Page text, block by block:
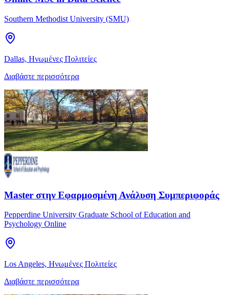
Southern Methodist University (SMU)
Dallas, Ηνωμένες Πολιτείες
Διαβάστε περισσότερα
Master στην Εφαρμοσμένη Ανάλυση Συμπεριφοράς
Pepperdine University Graduate School of Education and
Psychology Online
Los Angeles, Ηνωμένες Πολιτείες
Διαβάστε περισσότερα